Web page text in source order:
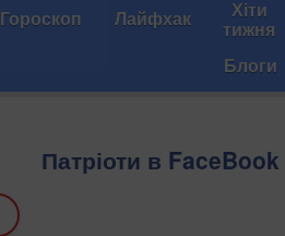
Гороскоп Лайфхак Хіти
тижня
Блоги
Патріоти в FaceBook